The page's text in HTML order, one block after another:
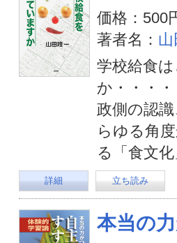
価格：500
著者名：
学校給食
か・・・
政側の認
らゆる角
る「食文
詳細 立ち読み
本当の